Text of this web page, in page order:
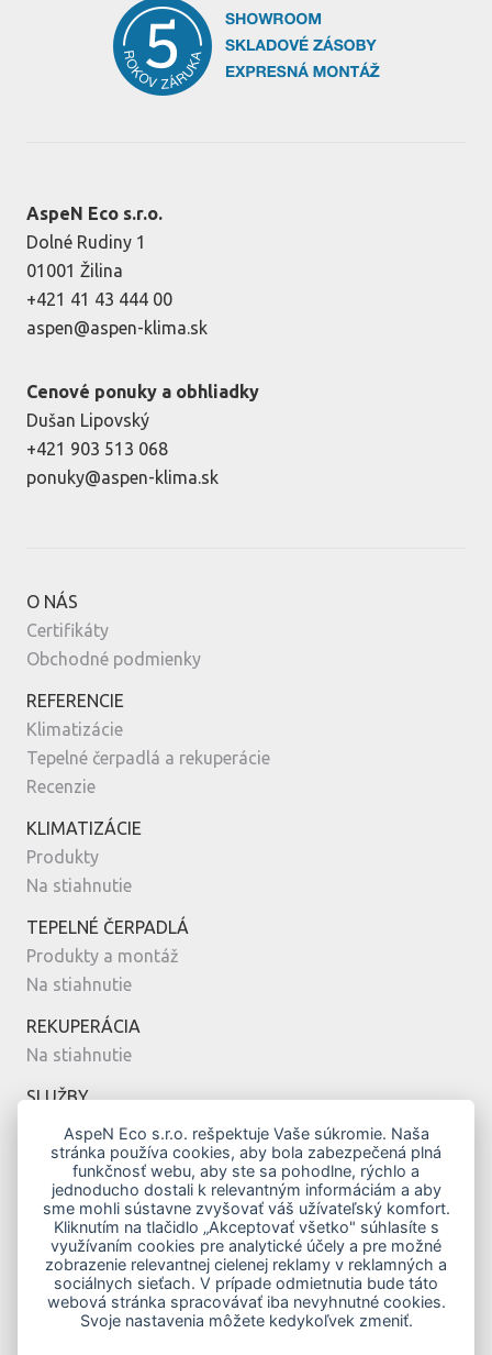
AspeN Eco s.r.o.
Dolné Rudiny 1
01001 Žilina
+421 41 43 444 00
aspen@aspen-klima.sk
Cenové ponuky a obhliadky
Dušan Lipovský
+421 903 513 068
ponuky@aspen-klima.sk
O NÁS
Certifikáty
Obchodné podmienky
REFERENCIE
Klimatizácie
Tepelné čerpadlá a rekuperácie
Recenzie
KLIMATIZÁCIE
Produkty
Na stiahnutie
TEPELNÉ ČERPADLÁ
Produkty a montáž
Na stiahnutie
REKUPERÁCIA
Na stiahnutie
SLUŽBY
Montáž
Servis
Návrh
MODERNÉ BÝVANIE
Vykurovanie klimatizáciou
Top modely
Novostavby
AspeN Eco s.r.o. rešpektuje Vaše súkromie. Naša
stránka používa cookies, aby bola zabezpečená plná
funkčnosť webu, aby ste sa pohodlne, rýchlo a
jednoducho dostali k relevantným informáciám a aby
sme mohli sústavne zvyšovať váš užívateľský komfort.
Kliknutím na tlačidlo „Akceptovať všetko" súhlasíte s
využívaním cookies pre analytické účely a pre možné
zobrazenie relevantnej cielenej reklamy v reklamných a
sociálnych sieťach. V prípade odmietnutia bude táto
webová stránka spracovávať iba nevyhnutné cookies.
Svoje nastavenia môžete kedykoľvek zmeniť.